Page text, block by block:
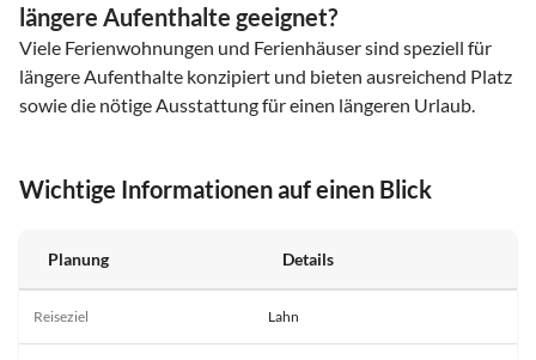
längere Aufenthalte geeignet?
Viele Ferienwohnungen und Ferienhäuser sind speziell für
längere Aufenthalte konzipiert und bieten ausreichend Platz
sowie die nötige Ausstattung für einen längeren Urlaub.
Wichtige Informationen auf einen Blick
Planung Details
Reiseziel Lahn